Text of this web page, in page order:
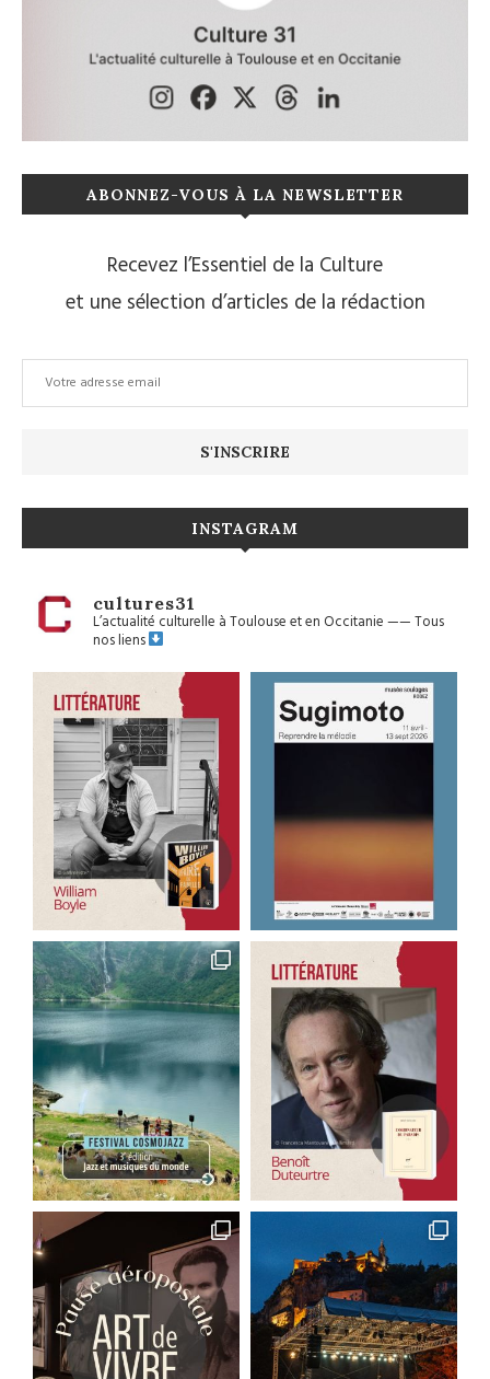
ABONNEZ-VOUS À LA NEWSLETTER
Recevez l’Essentiel de la Culture
et une sélection d’articles de la rédaction
INSTAGRAM
cultures31
L’actualité culturelle à Toulouse et en Occitanie——Tous
nos liens